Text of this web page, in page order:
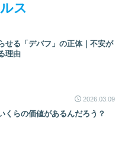
ス
せる「デバフ」の正体｜不安が
理由
2026.03.09
くらの価値があるんだろう？